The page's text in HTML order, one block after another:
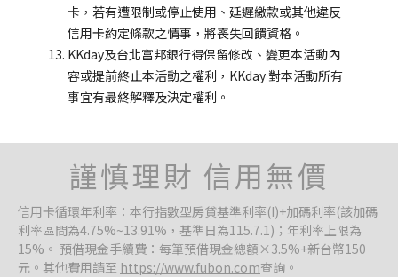
卡，若有遭限制或停止使用、延遲繳款或其他違反
信用卡約定條款之情事，將喪失回饋資格。
KKday及台北富邦銀行得保留修改、變更本活動內
容或提前終止本活動之權利，KKday 對本活動所有
事宜有最終解釋及決定權利。
謹慎理財 信用無價
信用卡循環年利率：本行指數型房貸基準利率(I)+加碼利率(該加碼
利率區間為4.75%~13.91%，基準日為115.7.1)；年利率上限為
15%。 預借現金手續費：每筆預借現金總額×3.5%+新台幣150
元。其他費用請至 https://www.fubon.com查詢。